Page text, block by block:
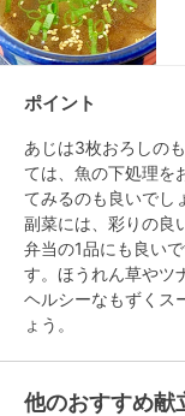
ポイント
あじは3枚おろしの
ては、魚の下処理を
てみるのも良いでし
副菜には、彩りの良
弁当の1品にも良い
す。ほうれん草やツ
ヘルシーなもずくス
他のおすすめ献